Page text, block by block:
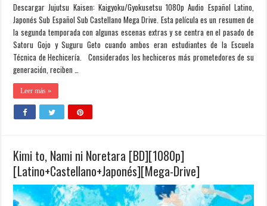
Descargar Jujutsu Kaisen: Kaigyoku/Gyokusetsu 1080p Audio Español Latino,
Japonés Sub Español Sub Castellano Mega Drive. Esta película es un resumen de
la segunda temporada con algunas escenas extras y se centra en el pasado de
Satoru Gojo y Suguru Geto cuando ambos eran estudiantes de la Escuela
Técnica de Hechicería. Considerados los hechiceros más prometedores de su
generación, reciben …
Leer más »
Kimi to, Nami ni Noretara [BD][1080p]
[Latino+Castellano+Japonés][Mega-Drive]